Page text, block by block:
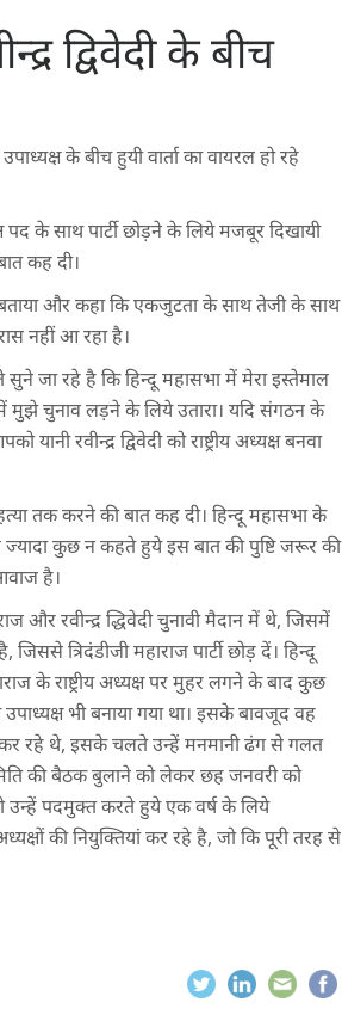
द्विवेदी के बीच
के बीच हुयी वार्ता का वायरल हो रहे
पद के साथ पार्टी छोड़ने के लिये मजबूर दिखायी
कह दी।
बताया और कहा कि एकजुटता के साथ तेजी के साथ
नहीं आ रहा है।
सुने जा रहे है कि हिन्दू महासभा में मेरा इस्तेमाल
में मुझे चुनाव लड़ने के लिये उतारा। यदि संगठन के
रवीन्द्र द्विवेदी को राष्ट्रीय अध्यक्ष बनवा
तक करने की बात कह दी। हिन्दू महासभा के
कुछ न कहते हुये इस बात की पुष्टि जरूर की
है।
और रवीन्द्र द्धिवेदी चुनावी मैदान में थे, जिसमें
त्रिदंडीजी महाराज पार्टी छोड़ दें। हिन्दू
के राष्ट्रीय अध्यक्ष पर मुहर लगने के बाद कुछ
उपाध्यक्ष भी बनाया गया था। इसके बावजूद वह
कर रहे थे, इसके चलते उन्हें मनमानी ढंग से गलत
की बैठक बुलाने को लेकर छह जनवरी को
उन्हें पदमुक्त करते हुये एक वर्ष के लिये
की नियुक्तियां कर रहे है, जो कि पूरी तरह से